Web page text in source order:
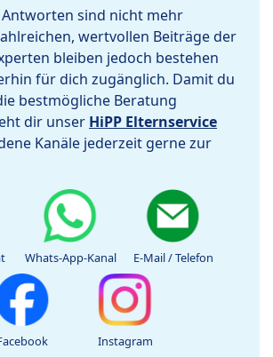
sind nicht mehr
wertvollen Beiträge der
bleiben jedoch bestehen
für dich zugänglich. Damit du
bestmögliche Beratung
dir unser HiPP Elternservice
Kanäle jederzeit gerne zur
Whats-App-Kanal E-Mail / Telefon
Instagram